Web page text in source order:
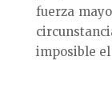
fuerza
imposible el